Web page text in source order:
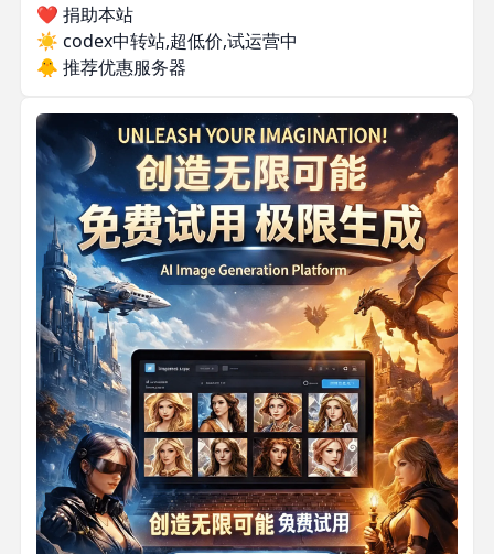
❤️ 捐助本站
☀️ codex中转站,超低价,试运营中
🐥 推荐优惠服务器